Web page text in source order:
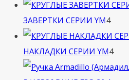
ЗАВЕРТКИ СЕРИИ YM44
НАКЛАДКИ СЕРИИ YM44